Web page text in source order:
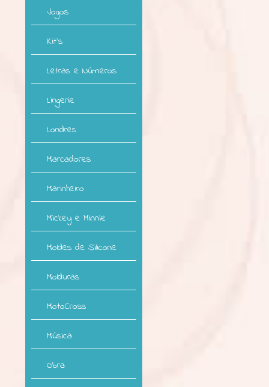
Jogos
Kit`s
Letras e Números
Lingerie
Londres
Marcadores
Marinheiro
Mickey e Minnie
Moldes de Silicone
Molduras
MotoCross
Música
Obra